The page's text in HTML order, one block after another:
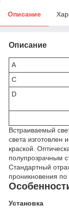
Описание
Описание
A
C
D
Встраиваемый
света изготовлен
краской.
полупрозрачным
Стандартный
проникновения по
Установка